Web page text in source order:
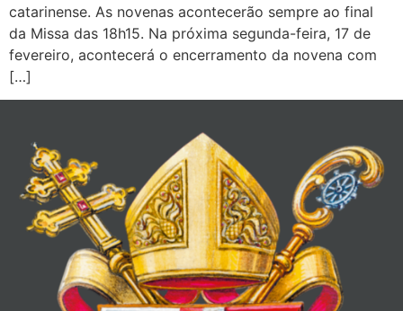
catarinense. As novenas acontecerão sempre ao final
da Missa das 18h15. Na próxima segunda-feira, 17 de
fevereiro, acontecerá o encerramento da novena com
[…]